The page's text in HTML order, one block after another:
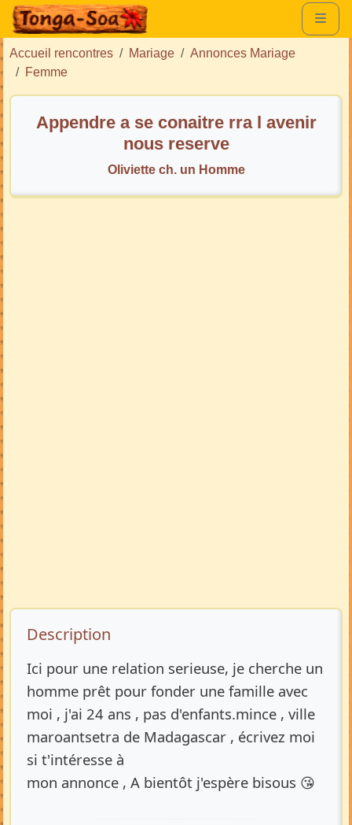
Accueil rencontres Mariage
Annonces Mariage
Femme
Appendre a se conaitre rra l avenir
nous reserve
Oliviette ch. un Homme
Description de l’annonce
Description
Ici pour une relation serieuse, je cherche un
homme prêt pour fonder une famille avec
moi , j'ai 24 ans , pas d'enfants.mince , ville
maroantsetra de Madagascar , écrivez moi
si t'intéresse à
mon annonce , A bientôt j'espère bisous 😘